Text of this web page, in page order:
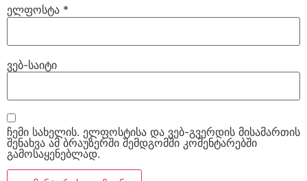
ელფოსტა *
ვებ-საიტი
ჩემი სახელის. ელფოსტისა და ვებ-გვერდის მისამართის
შენახვა ამ ბრაუზერში შემდგომში კომენტარებში
გამოსაყენებლად.